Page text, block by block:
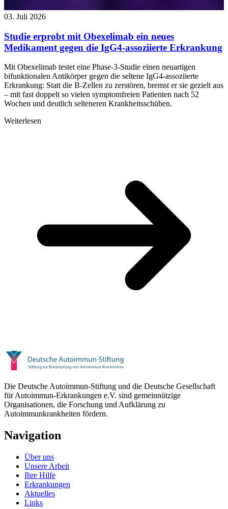
03. Juli 2026
Studie erprobt mit Obexelimab ein neues
Medikament gegen die IgG4-assoziierte Erkrankung
Mit Obexelimab testet eine Phase-3-Studie einen neuartigen
bifunktionalen Antikörper gegen die seltene IgG4-assoziierte
Erkrankung: Statt die B-Zellen zu zerstören, bremst er sie gezielt aus
– mit fast doppelt so vielen symptomfreien Patienten nach 52
Wochen und deutlich selteneren Krankheitsschüben.
Weiterlesen
Die Deutsche Autoimmun-Stiftung und die Deutsche Gesellschaft
für Autoimmun-Erkrankungen e.V. sind gemeinnützige
Organisationen, die Forschung und Aufklärung zu
Autoimmunkrankheiten fördern.
Navigation
Über uns
Unsere Arbeit
Ihre Hilfe
Erkrankungen
Aktuelles
Links